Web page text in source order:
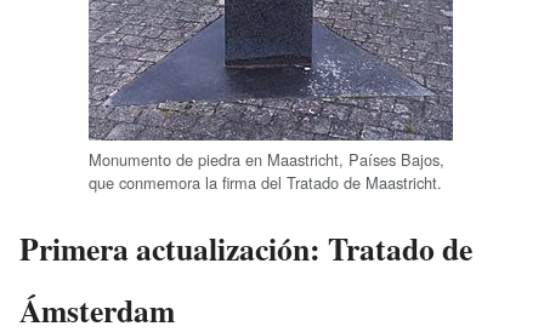
Monumento de piedra en Maastricht, Países Bajos,
que conmemora la firma del Tratado de Maastricht.
Primera actualización: Tratado de
Ámsterdam